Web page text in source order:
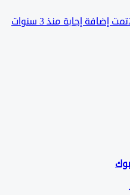
تمت إضافة إجابة منذ 3 سنوات